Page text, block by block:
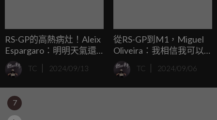
RS-GP的高熱病灶！Aleix
Espargaro：明明天氣還
好，賽車卻燙得要命！
TC 2024/09/13
從RS-GP到M1，Miguel
Oliveira：我相信我可以
改變些什麼！
TC 2024/09/06
7